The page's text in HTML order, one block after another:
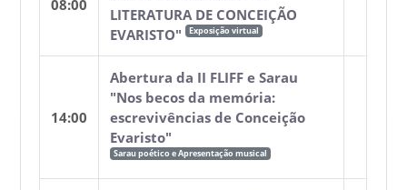
08:00
LITERATURA DE CONCEIÇÃO
EVARISTO" Exposição virtual
14:00
Abertura da II FLIFF e Sarau
"Nos becos da memória:
escrevivências de Conceição
Evaristo"
Sarau poético e Apresentação musical